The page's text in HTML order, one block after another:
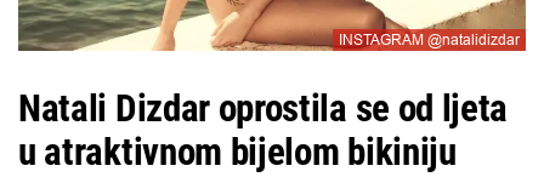
INSTAGRAM @natalidizdar
Natali Dizdar oprostila se od ljeta
u atraktivnom bijelom bikiniju